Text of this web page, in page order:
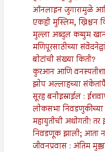
ऑनलाइन जुगारामुळे
एकही मुस्लिम, ख्रिश्चन
मुल्ला अब्दुल कय्युम
मणिपूरसाठीच्या
बोटांची संख्या किती?
कुरआन आणि
झोप अल्लाहच्या
सूरह बनीइस्राईल :
लोकसभा
महायुतीची अधोगती!
निवडणूक झाली; आता
जीवनप्रवास : अंतिम